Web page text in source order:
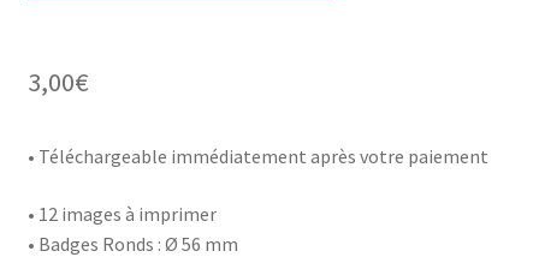
3,00€
• Téléchargeable immédiatement après votre paiement
• 12 images à imprimer
• Badges Ronds : Ø 56 mm